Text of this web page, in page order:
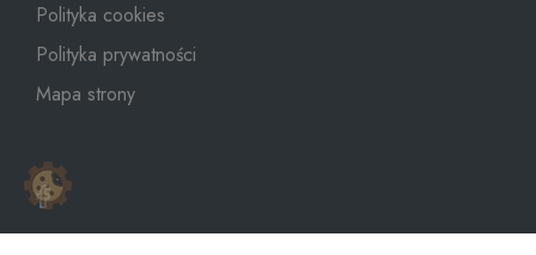
Polityka cookies
Polityka prywatności
Mapa strony